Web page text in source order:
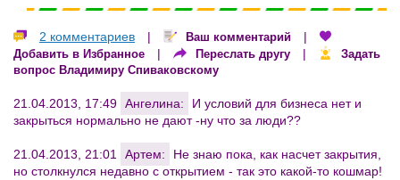
2 комментариев | Ваш комментарий |
Добавить в Избранное | Переслать другу |
Задать
вопрос Владимиру Спиваковскому
21.04.2013, 17:49 Ангелина:
И условий для бизнеса нет и
закрыться нормально не дают -ну что за люди??
21.04.2013, 21:01 Артем:
Не знаю пока, как насчет закрытия,
но столкнулся недавно с открытием - так это какой-то кошмар!